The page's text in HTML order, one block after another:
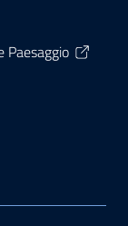
Paesaggio